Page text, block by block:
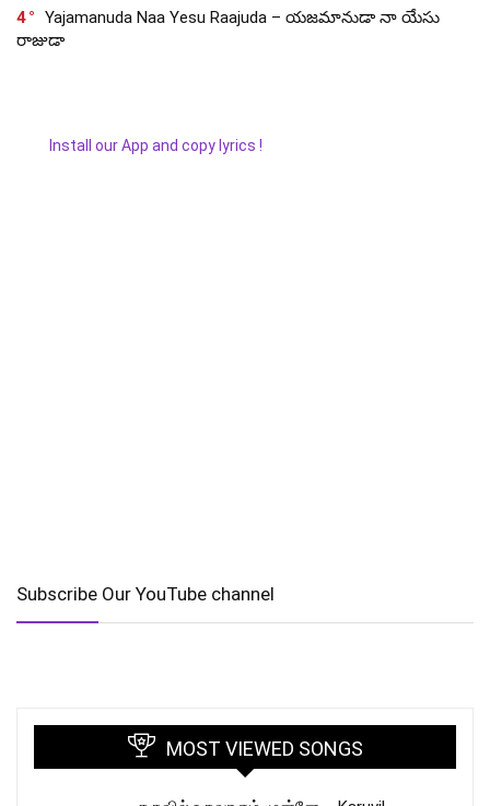
4
Yajamanuda Naa Yesu Raajuda – యజమానుడా నా యేసు
రాజుడా
Install our App and copy lyrics !
Subscribe Our YouTube channel
MOST VIEWED SONGS